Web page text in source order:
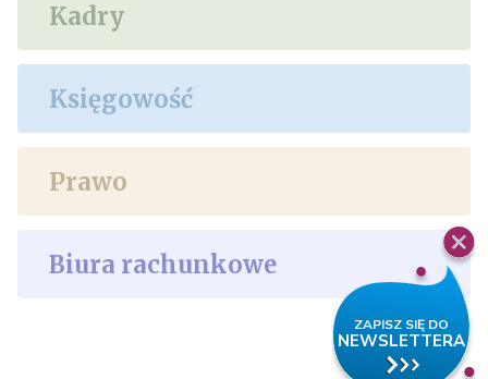
Kadry
Księgowość
Prawo
Biura rachunkowe